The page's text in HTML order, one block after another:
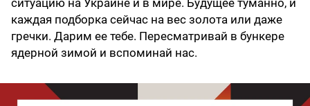
ситуацию на Украине и в мире. Будущее туманно, и
каждая подборка сейчас на вес золота или даже
гречки. Дарим ее тебе. Пересматривай в бункере
ядерной зимой и вспоминай нас.